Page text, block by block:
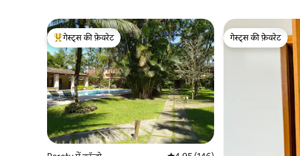
गेस्ट्स का टॉप फ़ेवरेट
गेस्ट्स की फ़ेवरेट
गेस्ट्स की फ़ेवरेट
गेस्ट्स की फ़ेवरेट